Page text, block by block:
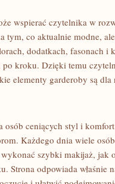
wspierać czytelnika w
tym, co aktualnie modne,
dodatkach, fasonach i
kroku. Dzięki temu
elementy garderoby są
ceniących styl i
Każdego dnia wiele
szybki makijaż, jak
Strona odpowiada właśnie